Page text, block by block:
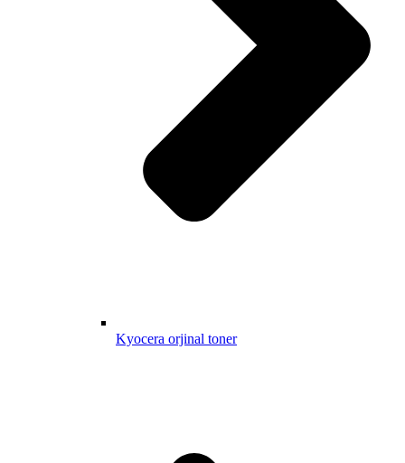
Kyocera orjinal toner